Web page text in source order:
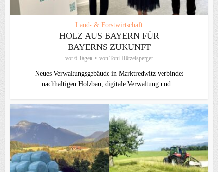
Land- & Forstwirtschaft
HOLZ AUS BAYERN FÜR
BAYERNS ZUKUNFT
vor 6 Tagen von Toni Hötzelsperger
Neues Verwaltungsgebäude in Marktredwitz verbindet
nachhaltigen Holzbau, digitale Verwaltung und...